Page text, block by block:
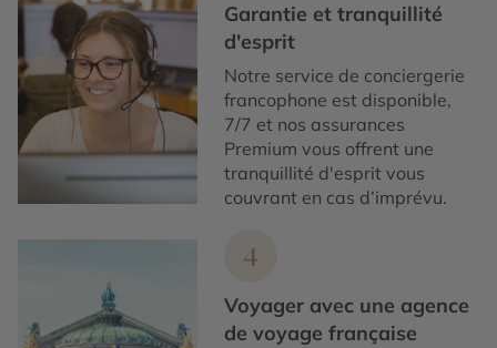
Garantie et tranquillité
d'esprit
Notre service de conciergerie
francophone est disponible,
7/7 et nos assurances
Premium vous offrent une
tranquillité d'esprit vous
couvrant en cas d’imprévu.
4
Voyager avec une agence
de voyage française